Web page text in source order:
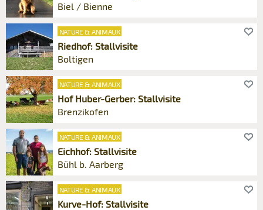
Biel / Bienne
NATURE & ANIMAUX
Riedhof: Stallvisite
Boltigen
NATURE & ANIMAUX
Hof Huber-Gerber: Stallvisite
Brenzikofen
NATURE & ANIMAUX
Eichhof: Stallvisite
Bühl b. Aarberg
NATURE & ANIMAUX
Kurve-Hof: Stallvisite